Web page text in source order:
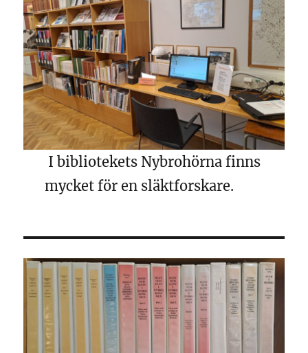
I bibliotekets Nybrohörna finns
mycket för en släktforskare.